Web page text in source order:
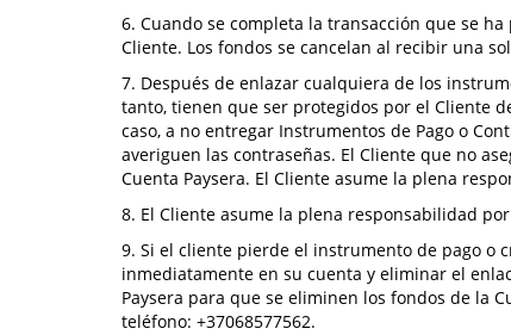
6. Cuando se completa la transacción que se
Cliente. Los fondos se cancelan al recibir una
7. Después de enlazar cualquiera de los
tanto, tienen que ser protegidos por el Cliente
caso, a no entregar Instrumentos de Pago o
averiguen las contraseñas. El Cliente que no
Cuenta Paysera. El Cliente asume la plena
8. El Cliente asume la plena responsabilidad
9. Si el cliente pierde el instrumento de pago o
inmediatamente en su cuenta y eliminar el
Paysera para que se eliminen los fondos de la
teléfono: +37068577562.